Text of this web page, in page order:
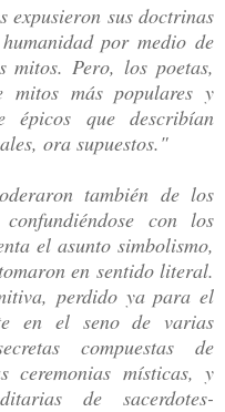
expusieron sus doctrinas
por medio de
mitos. Pero, los poetas,
mitos más populares y
épicos que describían
ora supuestos."
también de los
con los
el asunto simbolismo,
en sentido literal.
perdido ya para el
en el seno de varias
compuestas de
ceremonias místicas, y
de sacerdotes-